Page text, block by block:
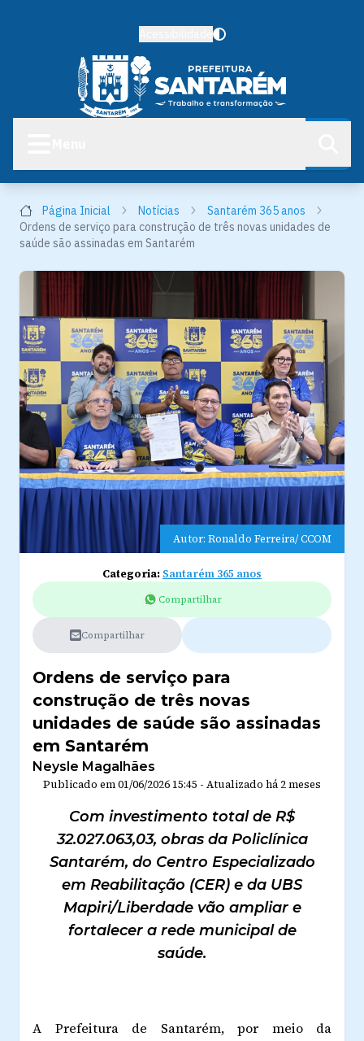
Página Inicial Notícias
Santarém 365 anos
Ordens de serviço para construção de três novas unidades de
saúde são assinadas em Santarém
Autor: Ronaldo Ferreira/ CCOM
Categoria: Santarém 365 anos
Compartilhar
Compartilhar
Ordens de serviço para
construção de três novas
unidades de saúde são assinadas
em Santarém
Neysle Magalhães
Publicado em01/06/2026 15:45 - Atualizado há 2 meses
Com investimento total de R$
32.027.063,03, obras da Policlínica
Santarém, do Centro Especializado
em Reabilitação (CER) e da UBS
Mapiri/Liberdade vão ampliar e
fortalecer a rede municipal de
saúde.
A Prefeitura de Santarém, por meio da